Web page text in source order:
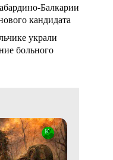
Балкарии
кандидата
украли
больного